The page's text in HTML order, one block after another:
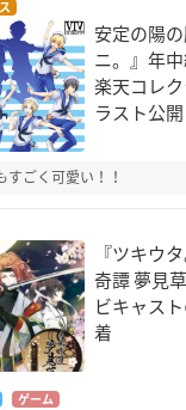
安定の陽
ニ。』年
楽天コレ
ラスト公
ごく可愛い！！
『ツキウ
奇譚 夢見
ビキャス
着
ゲーム